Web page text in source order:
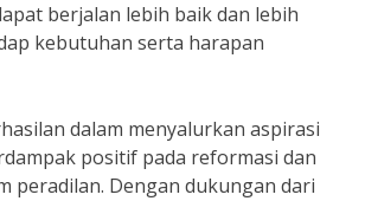
berjalan lebih baik dan lebih
kebutuhan serta harapan
dalam menyalurkan aspirasi
positif pada reformasi dan
peradilan. Dengan dukungan dari